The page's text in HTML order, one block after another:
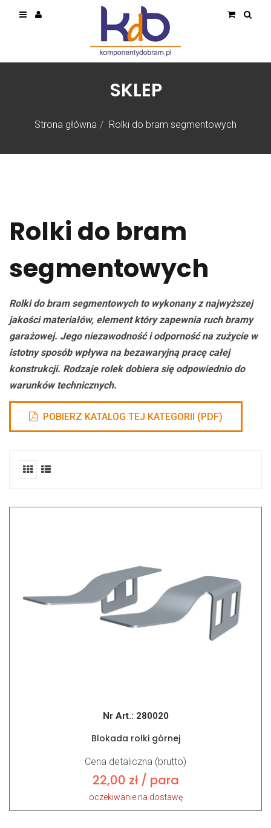
Strona główna Rolki do bram segmentowych
SKLEP
Rolki do bram
segmentowych
Rolki do bram segmentowych to wykonany z najwyższej
jakości materiałów, element który zapewnia ruch bramy
garażowej. Jego niezawodność i odporność na zużycie w
istotny sposób wpływa na bezawaryjną pracę całej
konstrukcji. Rodzaje rolek dobiera się odpowiednio do
warunków technicznych.
POBIERZ KATALOG TEJ KATEGORII (PDF)
Nr Art.: 280020
Blokada rolki górnej
Cena detaliczna (brutto)
22,00 zł/ para
oczekiwanie na dostawę